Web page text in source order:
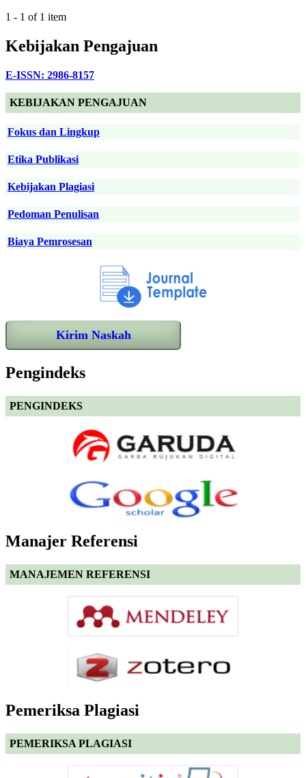
1 - 1 of 1 item
Kebijakan Pengajuan
E-ISSN: 2986-8157
KEBIJAKAN PENGAJUAN
Fokus dan Lingkup
Etika Publikasi
Kebijakan Plagiasi
Pedoman Penulisan
Biaya Pemrosesan
Kirim Naskah
Pengindeks
PENGINDEKS
Manajer Referensi
MANAJEMEN REFERENSI
Pemeriksa Plagiasi
PEMERIKSA PLAGIASI